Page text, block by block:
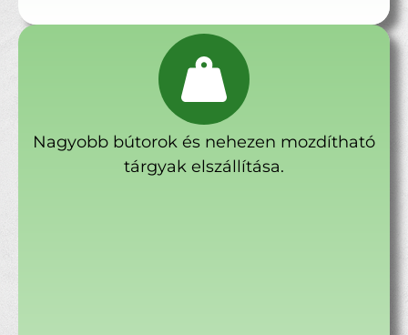
Nagyobb bútorok és nehezen mozdítható
tárgyak elszállítása.